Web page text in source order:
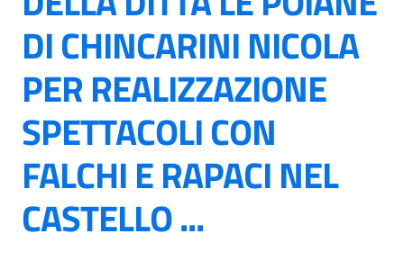
DI CHINCARINI NICOLA
PER REALIZZAZIONE
SPETTACOLI CON
FALCHI E RAPACI NEL
CASTELLO ...